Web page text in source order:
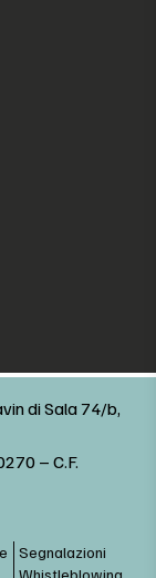
di Sala 74/b,
– C.F.
Segnalazioni